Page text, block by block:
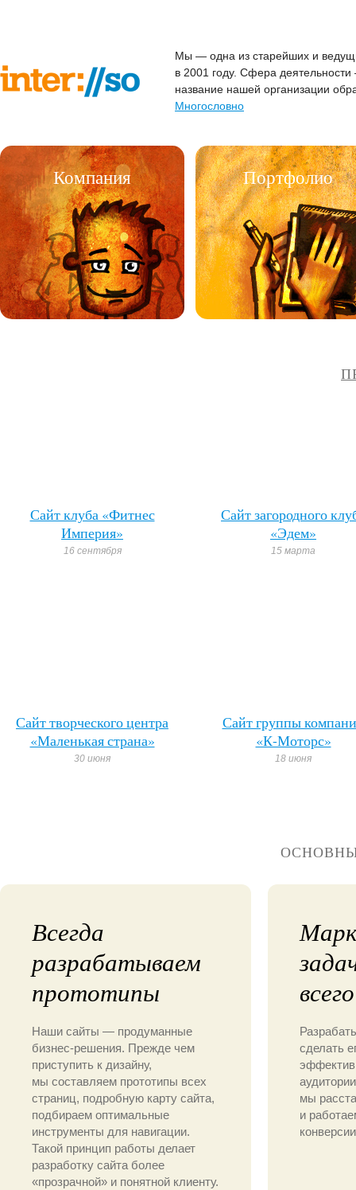
Мы — одна из старейших и
в 2001 году. Сфера
название нашей организации
Многословно
Компания Портфолио
Сайт клуба «Фитнес
Империя»
16 сентября
Сайт загородного
«Эдем»
15 марта
Сайт творческого центра
«Маленькая страна»
30 июня
Сайт группы
«К-Моторс»
18 июня
Всегда
разрабатываем
прототипы
Наши сайты — продуманные
бизнес-решения. Прежде чем
приступить к дизайну,
мы составляем прототипы всех
страниц, подробную карту сайта,
подбираем оптимальные
инструменты для навигации.
Такой принцип работы делает
разработку сайта более
«прозрачной» и понятной клиенту.
всего
сделать
мы
и